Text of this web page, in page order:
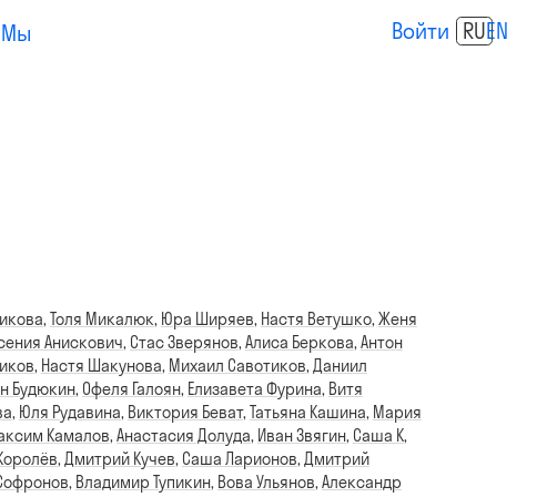
Мы Войти RUEN
,Толя Микалюк, Юра Ширяев, Настя Ветушко,Женя
Анискович, Стас Зверянов,Алиса Беркова,Антон
, Настя Шакунова, Михаил Савотиков,Даниил
Будюкин, Офеля Галоян, Елизавета Фурина, Витя
, Юля Рудавина, Виктория Беват,Татьяна Кашина, Мария
Камалов,Анастасия Долуда, Иван Звягин, Саша К,
,Дмитрий Кучев, Саша Ларионов,Дмитрий
, Владимир Тупикин, Вова Ульянов,Александр